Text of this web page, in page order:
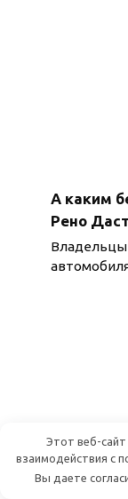
А каким
Рено
Владельцы
Этот веб-
взаимодействия с
Вы даете